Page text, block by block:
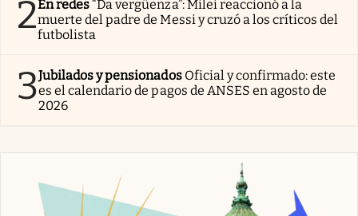
2En redes“Da vergüenza”: Milei reaccionó a la
muerte del padre de Messi y cruzó a los críticos del
futbolista
3Jubilados y pensionados Oficial y confirmado: este
es el calendario de pagos de ANSES en agosto de
2026